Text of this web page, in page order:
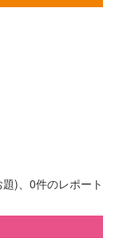
)、0件のレポート